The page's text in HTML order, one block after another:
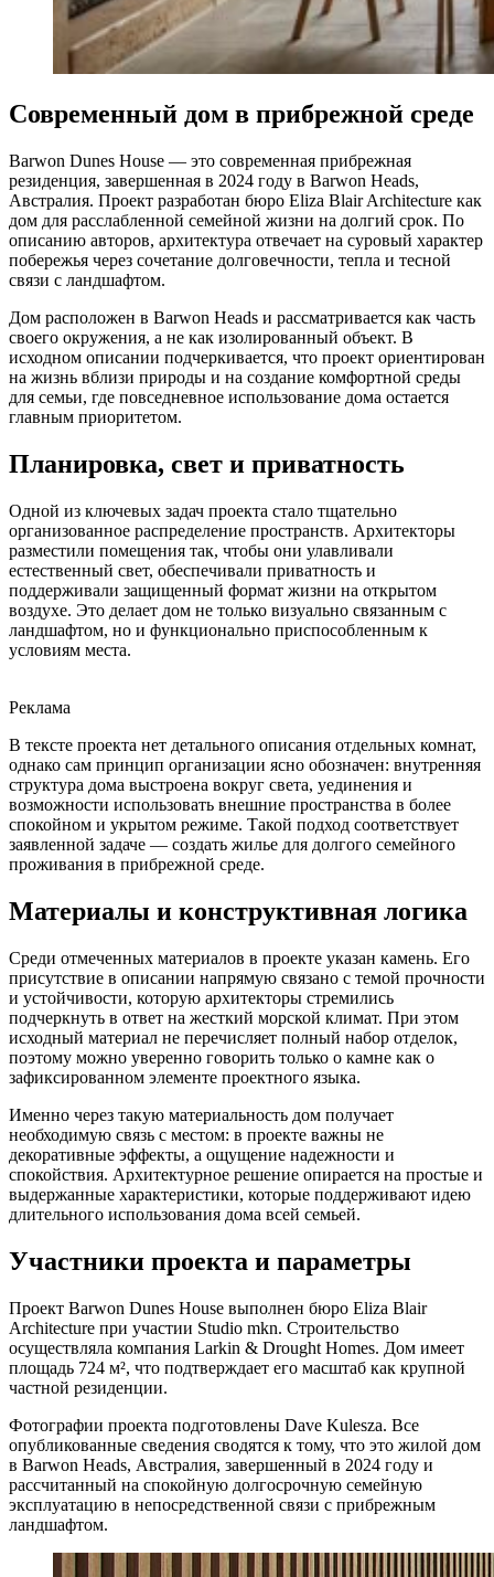
Современный дом в прибрежной среде
Barwon Dunes House — это современная прибрежная
резиденция, завершенная в 2024 году в Barwon Heads,
Австралия. Проект разработан бюро Eliza Blair Architecture как
дом для расслабленной семейной жизни на долгий срок. По
описанию авторов, архитектура отвечает на суровый характер
побережья через сочетание долговечности, тепла и тесной
связи с ландшафтом.
Дом расположен в Barwon Heads и рассматривается как часть
своего окружения, а не как изолированный объект. В
исходном описании подчеркивается, что проект ориентирован
на жизнь вблизи природы и на создание комфортной среды
для семьи, где повседневное использование дома остается
главным приоритетом.
Планировка, свет и приватность
Одной из ключевых задач проекта стало тщательно
организованное распределение пространств. Архитекторы
разместили помещения так, чтобы они улавливали
естественный свет, обеспечивали приватность и
поддерживали защищенный формат жизни на открытом
воздухе. Это делает дом не только визуально связанным с
ландшафтом, но и функционально приспособленным к
условиям места.
Реклама
В тексте проекта нет детального описания отдельных комнат,
однако сам принцип организации ясно обозначен: внутренняя
структура дома выстроена вокруг света, уединения и
возможности использовать внешние пространства в более
спокойном и укрытом режиме. Такой подход соответствует
заявленной задаче — создать жилье для долгого семейного
проживания в прибрежной среде.
Материалы и конструктивная логика
Среди отмеченных материалов в проекте указан камень. Его
присутствие в описании напрямую связано с темой прочности
и устойчивости, которую архитекторы стремились
подчеркнуть в ответ на жесткий морской климат. При этом
исходный материал не перечисляет полный набор отделок,
поэтому можно уверенно говорить только о камне как о
зафиксированном элементе проектного языка.
Именно через такую материальность дом получает
необходимую связь с местом: в проекте важны не
декоративные эффекты, а ощущение надежности и
спокойствия. Архитектурное решение опирается на простые и
выдержанные характеристики, которые поддерживают идею
длительного использования дома всей семьей.
Участники проекта и параметры
Проект Barwon Dunes House выполнен бюро Eliza Blair
Architecture при участии Studio mkn. Строительство
осуществляла компания Larkin & Drought Homes. Дом имеет
площадь 724 м², что подтверждает его масштаб как крупной
частной резиденции.
Фотографии проекта подготовлены Dave Kulesza. Все
опубликованные сведения сводятся к тому, что это жилой дом
в Barwon Heads, Австралия, завершенный в 2024 году и
рассчитанный на спокойную долгосрочную семейную
эксплуатацию в непосредственной связи с прибрежным
ландшафтом.